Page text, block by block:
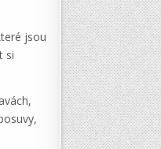
jsou
si